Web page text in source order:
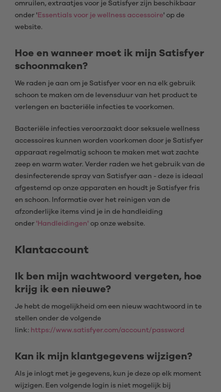
omruilen, extraatjes voor je Satisfyer zijn beschikbaar
onder ' Essentials voor je wellness accessoire' op de
website.
Hoe en wanneer moet ik mijn Satisfyer
schoonmaken?
We raden je aan om je Satisfyer voor en na elk gebruik
schoon te maken om de levensduur van het product te
verlengen en bacteriële infecties te voorkomen.
Bacteriële infecties veroorzaakt door seksuele wellness
accessoires kunnen worden voorkomen door je Satisfyer
apparaat regelmatig schoon te maken met wat zachte
zeep en warm water. Verder raden we het gebruik van de
desinfecterende spray van Satisfyer aan - deze is ideaal
afgestemd op onze apparaten en houdt je Satisfyer fris
en schoon. Informatie over het reinigen van de
afzonderlijke items vind je in de handleiding
onder 'Handleidingen' op onze website.
Klantaccount
Ik ben mijn wachtwoord vergeten, hoe
krijg ik een nieuwe?
Je hebt de mogelijkheid om een nieuw wachtwoord in te
stellen onder de volgende
link: https://www.satisfyer.com/account/password
Kan ik mijn klantgegevens wijzigen?
Als je inlogt met je gegevens, kun je deze op elk moment
wijzigen. Een volgende login is niet mogelijk bij